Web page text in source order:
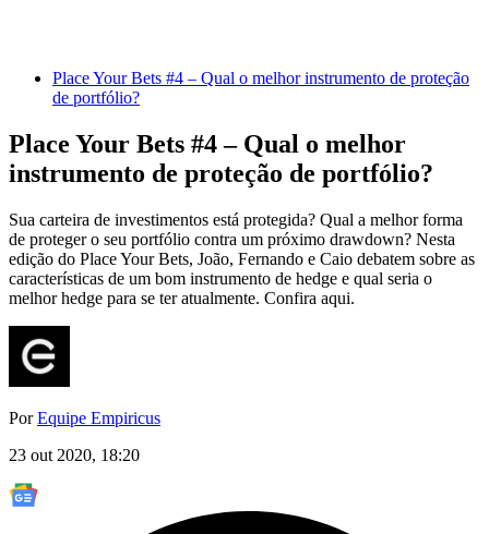
Place Your Bets #4 – Qual o melhor instrumento de proteção
de portfólio?
Place Your Bets #4 – Qual o melhor
instrumento de proteção de portfólio?
Sua carteira de investimentos está protegida? Qual a melhor forma
de proteger o seu portfólio contra um próximo drawdown? Nesta
edição do Place Your Bets, João, Fernando e Caio debatem sobre as
características de um bom instrumento de hedge e qual seria o
melhor hedge para se ter atualmente. Confira aqui.
PorEquipe Empiricus
23 out 2020, 18:20